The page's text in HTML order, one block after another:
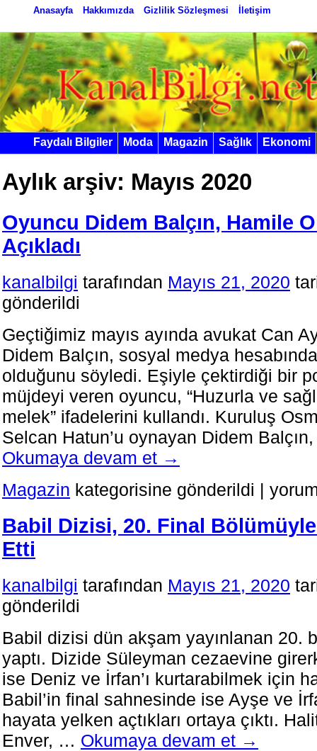
Anasayfa Hakkımızda Gizlilik Sözleşmesi İletişim
Faydalı Bilgiler Moda Magazin Sağlık Ekonomi
Aylık arşiv: Mayıs 2020
Oyuncu Didem Balçın, Hamile
Açıkladı
kanalbilgi tarafından Mayıs 21, 2020
gönderildi
Geçtiğimiz mayıs ayında avukat Can
Didem Balçın, sosyal medya
olduğunu söyledi. Eşiyle çektirdiği bir
müjdeyi veren oyuncu, “Huzurla ve
melek” ifadelerini kullandı. Kuruluş
Selcan Hatun’u oynayan Didem
Okumaya devam et →
Magazin kategorisine gönderildi | Oyuncu
Didem
Hamile
Babil Dizisi, 20. Final
Etti
kanalbilgi tarafından Mayıs 21, 2020
gönderildi
Babil dizisi dün akşam yayınlanan 20.
yaptı. Dizide Süleyman cezaevine
ise Deniz ve İrfan’ı kurtarabilmek için
Babil’in final sahnesinde ise Ayşe ve
hayata yelken açtıkları ortaya çıktı.
Enver, … Okumaya devam et →